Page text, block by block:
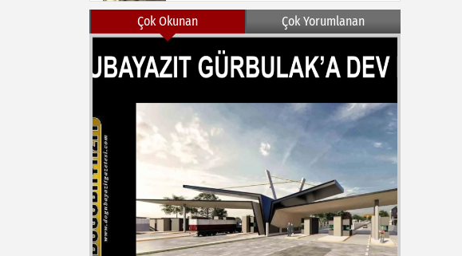
MEHMET KOÇ
DOĞUBAYAZIT ASLINDA BİR İNANÇ
NEZİR ÇELİK
DOĞUBAYAZIT’TA KUŞLAR VE İNSANLAR
Çok Okunan Çok Yorumlanan